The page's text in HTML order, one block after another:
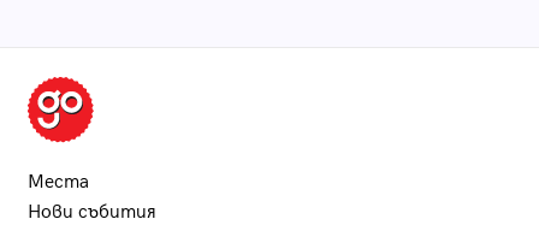
Места
Нови събития